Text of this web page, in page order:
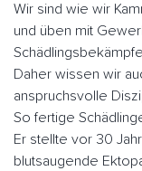
Wir sind wie wir
und üben mit
Daher wissen wir
anspruchsvolle
So fertige
Er stellte vor 30
blutsaugende